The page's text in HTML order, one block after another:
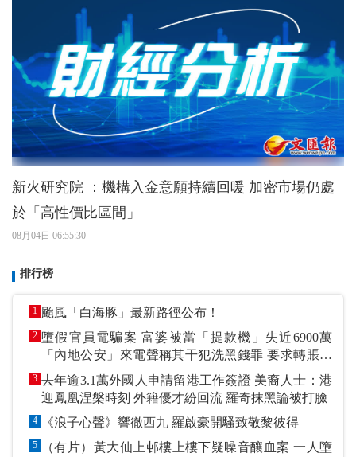
新火研究院 ：機構入金意願持續回暖 加密市場仍處
於「高性價比區間」
08月04日 06:55:30
排行榜
1 颱風「白海豚」最新路徑公布！
2 墮假官員電騙案 富婆被當「提款機」失近6900萬
「內地公安」來電聲稱其干犯洗黑錢罪 要求轉賬到
指定戶口作「保證金」
3 去年逾3.1萬外國人申請留港工作簽證 美裔人士：港
迎鳳凰涅槃時刻 外籍優才紛回流 羅奇抹黑論被打臉
4 《浪子心聲》響徹西九 羅啟豪開騷致敬黎彼得
5
（有片）黃大仙上邨樓上樓下疑噪音釀血案 一人墮